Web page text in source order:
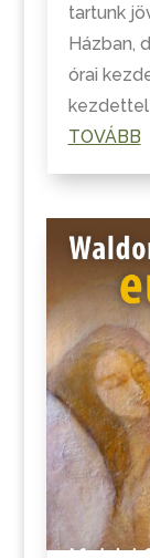
tartunk
Házban,
órai
kezdettel
TOVÁBB